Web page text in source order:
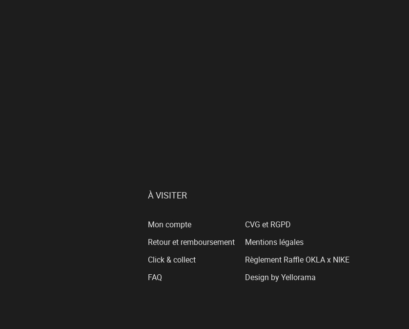
À VISITER
Mon compte
Retour et remboursement
Click & collect
FAQ
CVG et RGPD
Mentions légales
Règlement Raffle OKLA x NIKE
Design by Yellorama